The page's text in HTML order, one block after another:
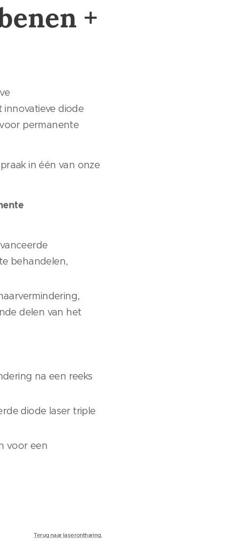
+
diode
permanente
in één van onze
behandelen,
delen van het
na een reeks
diode laser triple
voor een
Terug naar laserontharing.